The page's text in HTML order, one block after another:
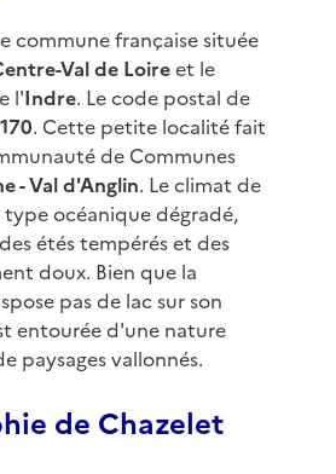
commune française située
Val de Loireet le
l'Indre. Le code postal de
. Cette petite localité fait
de Communes
- Val d'Anglin. Le climat de
océanique dégradé,
étés tempérés et des
doux. Bien que la
pas de lac sur son
entourée d'une nature
paysages vallonnés.
de Chazelet